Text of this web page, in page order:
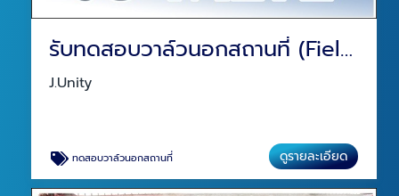
รับทดสอบวาล์วนอกสถานที่ (Field Test)
J.Unity
ทดสอบวาล์วนอกสถานที่ ดูรายละเอียด